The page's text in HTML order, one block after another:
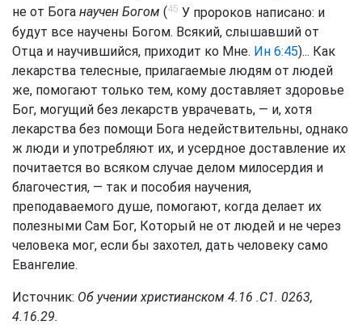
не от Бога научен Богом (45 У пророков написано: и
будут все научены Богом. Всякий, слышавший от
Отца и научившийся, приходит ко Мне. Ин 6:45)... Как
лекарства телесные, прилагаемые людям от людей
же, помогают только тем, кому доставляет здоровье
Бог, могущий без лекарств уврачевать, — и, хотя
лекарства без помощи Бога недействительны, однако
ж люди и употребляют их, и усердное доставление их
почитается во всяком случае делом милосердия и
благочестия, — так и пособия научения,
преподаваемого душе, помогают, когда делает их
полезными Сам Бог, Который не от людей и не через
человека мог, если бы захотел, дать человеку само
Евангелие.
Источник: Об учении христианском 4.16 .С1. 0263,
4.16.29.